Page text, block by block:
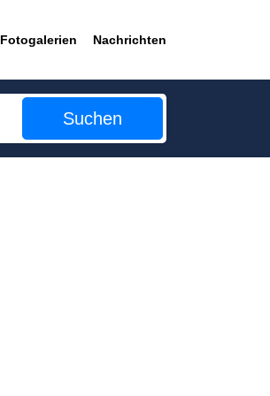
Fotogalerien Nachrichten
Suchen